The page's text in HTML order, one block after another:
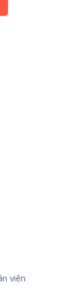
viên